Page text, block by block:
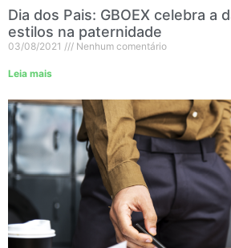
Dia dos Pais: GBOEX celebra a
estilos na paternidade
03/08/2021 Nenhum comentário
Leia mais